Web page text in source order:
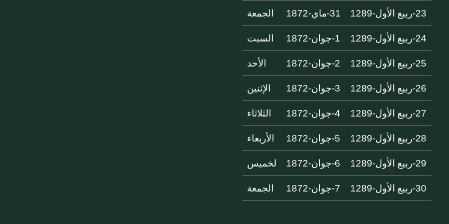
23-ربيع الأول-1289 31-ماي-1872 الجمعة
24-ربيع الأول-1289 1-جوان-1872 السبت
25-ربيع الأول-1289 2-جوان-1872 الأحد
26-ربيع الأول-1289 3-جوان-1872 الإثنين
27-ربيع الأول-1289 4-جوان-1872 الثلاثاء
28-ربيع الأول-1289 5-جوان-1872 الأربعاء
29-ربيع الأول-1289 6-جوان-1872 لخميس
30-ربيع الأول-1289 7-جوان-1872 الجمعة